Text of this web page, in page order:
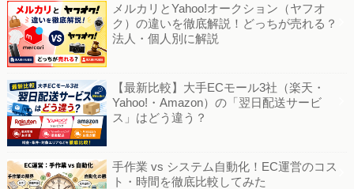
メルカリとYahoo!オークション（ヤフオ
ク）の違いを徹底解説！どっちが売れる？
法人・個人別に解説
【最新比較】大手ECモール3社（楽天・
Yahoo!・Amazon）の「翌日配送サービ
ス」はどう違う？
手作業 vs システム自動化！EC運営のコス
ト・時間を徹底比較してみた